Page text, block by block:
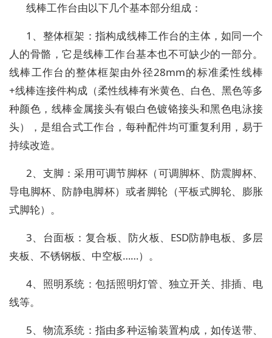
线棒工作台由以下几个基本部分组成：
1、整体框架：指构成线棒工作台的主体，如同一个
人的骨骼，它是线棒工作台基本也不可缺少的一部分。
线棒工作台的整体框架由外径28mm的标准柔性线棒
+线棒连接件构成（柔性线棒有米黄色、白色、黑色等多
种颜色，线棒金属接头有银白色镀铬接头和黑色电泳接
头），是组合式工作台，每种配件均可重复利用，易于
持续改造。
2、支脚：采用可调节脚杯（可调脚杯、防震脚杯、
导电脚杯、防静电脚杯）或者脚轮（平板式脚轮、膨胀
式脚轮）。
3、台面板：复合板、防火板、ESD防静电板、多层
夹板、不锈钢板、中空板……）。
4、照明系统：包括照明灯管、独立开关、排插、电
线等。
5、物流系统：指由多种运输装置构成，如传送带、